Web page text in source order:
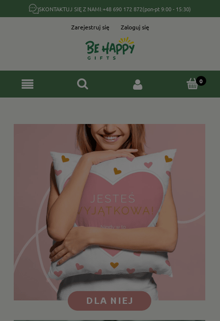
SKONTAKTUJ SIĘ Z NAMI:+48 690 172 872(pon-pt 9:00 - 15:30)
Zarejestruj się Zaloguj się